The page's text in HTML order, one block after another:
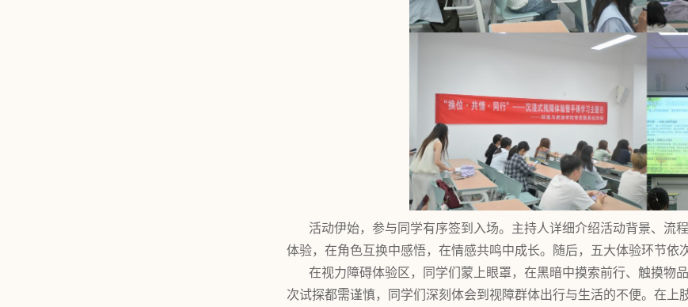
活动伊始，参与同学有序签到入场。主持人详细介绍活动背景、流
体验，在角色互换中感悟，在情感共鸣中成长。随后，五大体验环节依
在视力障碍体验区，同学们蒙上眼罩，在黑暗中摸索前行、触摸物
次试探都需谨慎，同学们深刻体会到视障群体出行与生活的不便。在